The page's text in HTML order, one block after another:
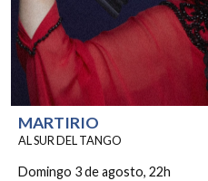
MARTIRIO
AL SUR DEL TANGO
Domingo 3 de agosto, 22h